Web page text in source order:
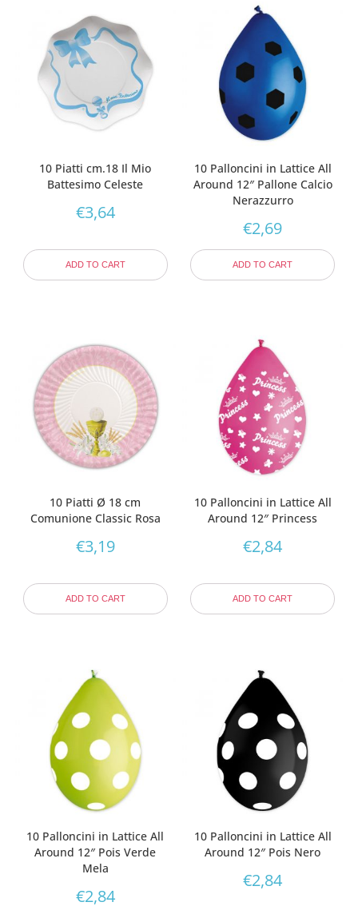
10 Piatti cm.18 Il Mio
Battesimo Celeste
€3,64
ADD TO CART
10 Palloncini in Lattice All
Around 12″ Pallone Calcio
Nerazzurro
€2,69
ADD TO CART
10 Piatti Ø 18 cm
Comunione Classic Rosa
€3,19
ADD TO CART
10 Palloncini in Lattice All
Around 12″ Princess
€2,84
ADD TO CART
10 Palloncini in Lattice All
Around 12″ Pois Verde
Mela
€2,84
10 Palloncini in Lattice All
Around 12″ Pois Nero
€2,84